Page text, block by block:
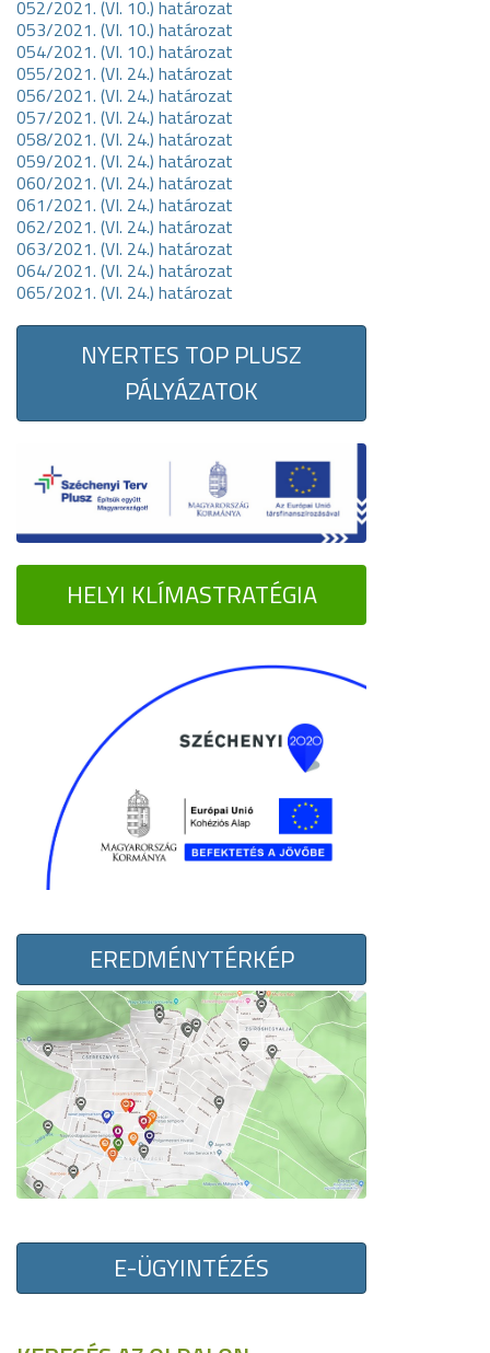
052/2021. (VI. 10.) határozat
053/2021. (VI. 10.) határozat
054/2021. (VI. 10.) határozat
055/2021. (VI. 24.) határozat
056/2021. (VI. 24.) határozat
057/2021. (VI. 24.) határozat
058/2021. (VI. 24.) határozat
059/2021. (VI. 24.) határozat
060/2021. (VI. 24.) határozat
061/2021. (VI. 24.) határozat
062/2021. (VI. 24.) határozat
063/2021. (VI. 24.) határozat
064/2021. (VI. 24.) határozat
065/2021. (VI. 24.) határozat
NYERTES TOP PLUSZ
PÁLYÁZATOK
HELYI KLÍMASTRATÉGIA
EREDMÉNYTÉRKÉP
E-ÜGYINTÉZÉS